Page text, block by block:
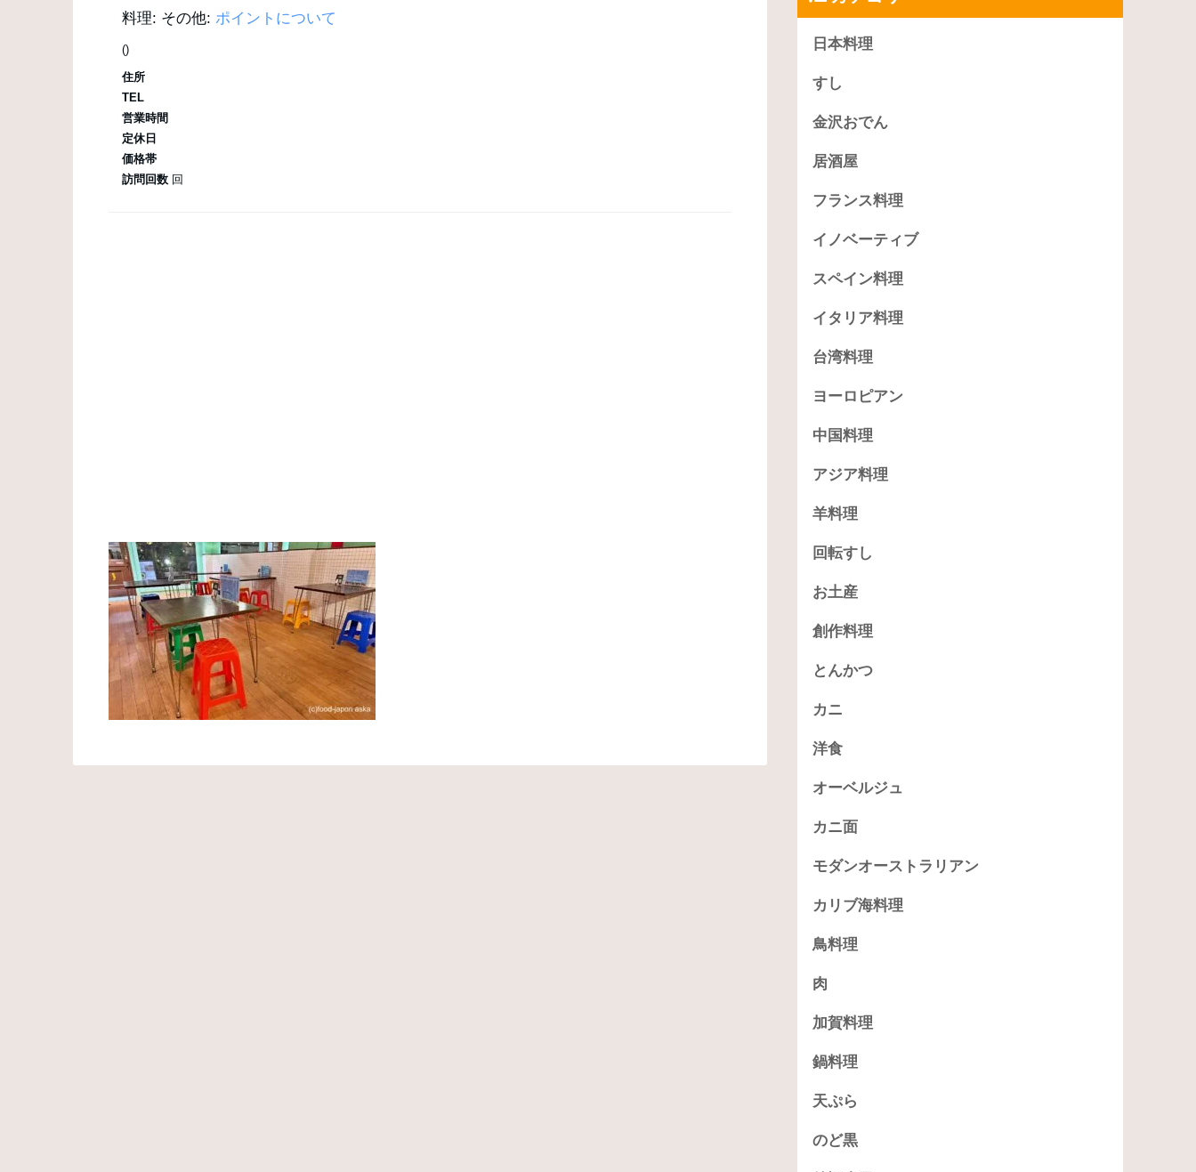
料理: その他: ポイントについて
()
住所
TEL
営業時間
定休日
価格帯
訪問回数 回
日本料理
すし
金沢おでん
居酒屋
フランス料理
イノベーティブ
スペイン料理
イタリア料理
台湾料理
ヨーロピアン
中国料理
アジア料理
羊料理
回転すし
お土産
創作料理
とんかつ
カニ
洋食
オーベルジュ
カニ面
モダンオーストラリアン
カリブ海料理
鳥料理
肉
加賀料理
鍋料理
天ぷら
のど黒